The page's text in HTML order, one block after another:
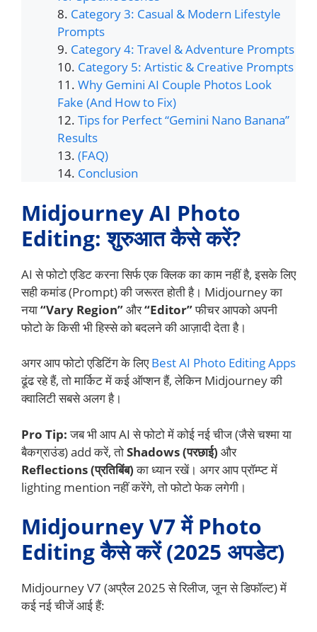
Category 3: Casual & Modern Lifestyle
Prompts
Category 4: Travel & Adventure Prompts
Category 5: Artistic & Creative Prompts
Why Gemini AI Couple Photos Look
Fake (And How to Fix)
Tips for Perfect “Gemini Nano Banana”
Results
(FAQ)
Conclusion
Midjourney AI Photo
Editing: शुरुआत कैसे करें?
AI से फोटो एडिट करना सिर्फ एक क्लिक का काम नहीं है, इसके लिए
सही कमांड (Prompt) की जरूरत होती है। Midjourney का
नया“Vary Region”और“Editor”फीचर आपको अपनी
फोटो के किसी भी हिस्से को बदलने की आज़ादी देता है।
अगर आप फोटो एडिटिंग के लिएBest AI Photo Editing Apps
ढूंढ रहे हैं, तो मार्किट में कई ऑप्शन हैं, लेकिन Midjourney की
क्वालिटी सबसे अलग है।
Pro Tip:जब भी आप AI से फोटो में कोई नई चीज (जैसे चश्मा या
बैकग्राउंड) add करें, तोShadows (परछाई) और
Reflections (प्रतिबिंब)का ध्यान रखें। अगर आप प्रॉम्प्ट में
lighting mention नहीं करेंगे, तो फोटो फेक लगेगी।
Midjourney V7 में Photo
Editing कैसे करें (2025 अपडेट)
Midjourney V7 (अप्रैल 2025 से रिलीज, जून से डिफॉल्ट) में
कई नई चीजें आई हैं: